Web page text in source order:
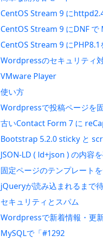
CentOS Stream 9 に
CentOS Stream 9 にDNF で
CentOS Stream 9 に
Wordpressのセキュリティ
VMware Player
使い方
Wordpressで投稿ページを
古いContact Form 7 に
Bootstrap 5.2.0 sticky と
JSON-LD ( ld+json ) の内容
固定ページのテンプレート
jQueryが読み込まれるまで
セキュリティとスパム
Wordpressで新着情報・更
MySQLで「#1292